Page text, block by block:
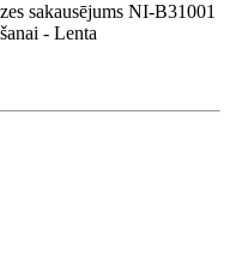
sakausējums NI-B31001
- Lenta